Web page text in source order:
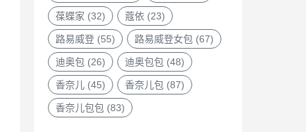
葆蝶家 (32) 蔻依 (23)
路易威登 (55) 路易威登女包 (67)
迪奥包 (26) 迪奥包包 (48)
香奈儿 (45) 香奈儿包 (87)
香奈儿包包 (83)